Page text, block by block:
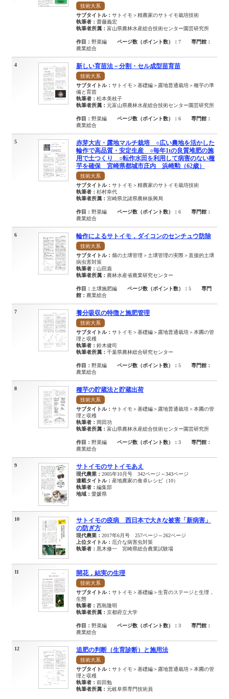
技術大系
サブタイトル： サトイモ＞精農家のサトイモ栽培技術
執筆者： 齋藤義宏
執筆者所属： 富山県農林水産総合技術センター園芸研究所
作目： 野菜編 ページ数（ポイント数）： 7
専門館：
農業総合
4 新しい育苗法－分割・セル成型苗育苗
技術大系
サブタイトル： サトイモ＞基礎編＞露地普通栽培＞種芋の準
備と育苗
執筆者： 松本美枝子
執筆者所属： 元富山県農林水産総合技術センター園芸研究所
作目： 野菜編 ページ数（ポイント数）： 6
専門館：
農業総合
5
赤芽大吉・露地マルチ栽培 ○広い農地を活かした
輪作で高品質・安定生産 ○毎年1tの良質堆肥の施
用で土つくり ○転作水田を利用して病害のない種
芋を確保 宮崎県都城市庄内 浜崎勲（62歳）
技術大系
サブタイトル： サトイモ＞精農家のサトイモ栽培技術
執筆者： 杉村幸代
執筆者所属： 宮崎県北諸県農林振興局
作目： 野菜編 ページ数（ポイント数）： 6
専門館：
農業総合
6 輪作によるサトイモ，ダイコンのセンチュウ防除
技術大系
サブタイトル： 畑の土壌管理＞土壌管理の実際＞直接的土壌
病虫害対策
執筆者： 山田盾
執筆者所属： 農林水産省農業研究センター
作目： 土壌施肥編 ページ数（ポイント数）： 5
専門
館： 農業総合
7 養分吸収の特徴と施肥管理
技術大系
サブタイトル： サトイモ＞基礎編＞露地普通栽培＞本圃の管
理と収穫
執筆者： 鈴木健司
執筆者所属： 千葉県農林総合研究センター
作目： 野菜編 ページ数（ポイント数）： 5
専門館：
農業総合
8 種芋の貯蔵法と貯蔵出荷
技術大系
サブタイトル： サトイモ＞基礎編＞露地普通栽培＞本圃の管
理と収穫
執筆者： 岡田功
執筆者所属： 富山県農林水産総合技術センター園芸研究所
作目： 野菜編 ページ数（ポイント数）： 3
専門館：
農業総合
9 サトイモのサトイモあえ
現代農業： 2005年10月号 342ページ～343ページ
連載タイトル： 産地農家の食卓レシピ（10）
執筆者： 編集部
地域： 愛媛県
10
サトイモの疫病 西日本で大きな被害「新病害」
の防ぎ方
現代農業： 2017年6月号 257ページ～262ページ
上位タイトル： 厄介な病害虫対策
執筆者： 黒木修一 宮崎県総合農業試験場
11 開花，結実の生理
技術大系
サブタイトル： サトイモ＞基礎編＞生育のステージと生理，
生態
執筆者： 西島隆明
執筆者所属： 京都府立大学
作目： 野菜編 ページ数（ポイント数）： 3
専門館：
農業総合
12 追肥の判断（生育診断）と施用法
技術大系
サブタイトル： サトイモ＞基礎編＞露地普通栽培＞本圃の管
理と収穫
執筆者： 前田勉
執筆者所属： 元岐阜県専門技術員